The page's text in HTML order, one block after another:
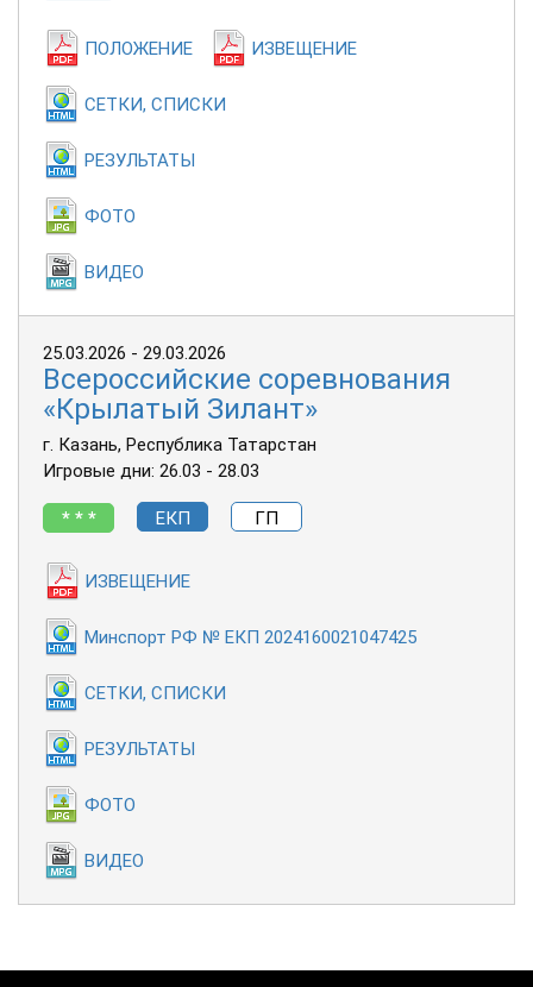
ПОЛОЖЕНИЕ ИЗВЕЩЕНИЕ
СЕТКИ, СПИСКИ
РЕЗУЛЬТАТЫ
ФОТО
ВИДЕО
25.03.2026 - 29.03.2026
Всероссийские соревнования
«Крылатый Зилант»
г. Казань, Республика Татарстан
Игровые дни: 26.03 - 28.03
* * * ЕКП ГП
ИЗВЕЩЕНИЕ
Минспорт РФ № ЕКП 2024160021047425
СЕТКИ, СПИСКИ
РЕЗУЛЬТАТЫ
ФОТО
ВИДЕО